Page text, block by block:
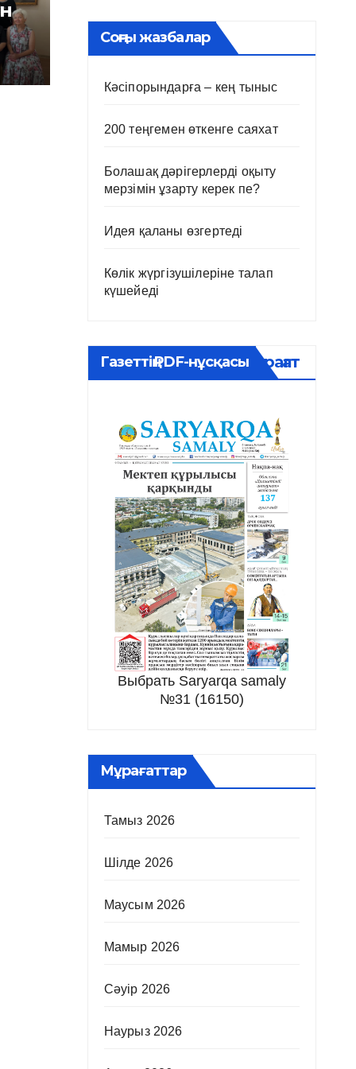
Соңғы жазбалар
Кәсіпорындарға – кең тыныс
200 теңгемен өткенге саяхат
Болашақ дәрігерлерді оқыту
мерзімін ұзарту керек пе?
Идея қаланы өзгертеді
Көлік жүргізушілеріне талап
күшейеді
Газеттің PDF-нұсқасыМұрағат
Выбрать Saryarqa samaly
№31 (16150)
Мұрағаттар
Тамыз 2026
Шілде 2026
Маусым 2026
Мамыр 2026
Сәуір 2026
Наурыз 2026